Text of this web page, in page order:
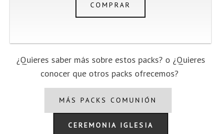
COMPRAR
¿Quieres saber más sobre estos packs? o ¿Quieres
conocer que otros packs ofrecemos?
MÁS PACKS COMUNIÓN
CEREMONIA IGLESIA